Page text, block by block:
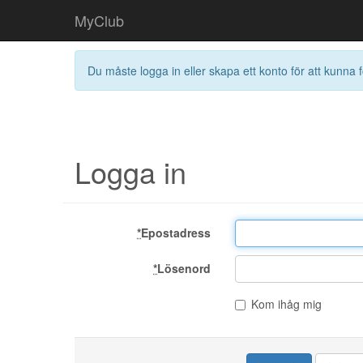
MyClub
Du måste logga in eller skapa ett konto för att kunna
Logga in
*Epostadress
*Lösenord
Kom ihåg mig